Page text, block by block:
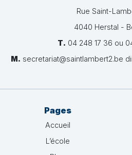
Rue Saint-
4040 Herstal -
T. 04 248 17 36 ou
M. secretariat@saintlambert2.be
Pages
Accueil
L’école